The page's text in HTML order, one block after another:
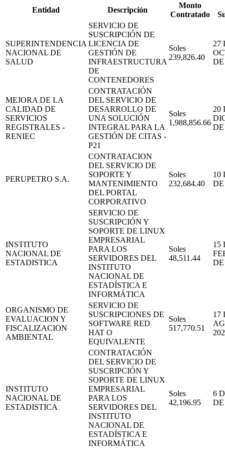
Entidad Descripción
Monto
Contratado
SUPERINTENDENCIA
NACIONAL DE
SALUD
SERVICIO DE
SUSCRIPCIÓN DE
LICENCIA DE
GESTIÓN DE
INFRAESTRUCTURA
DE
CONTENEDORES
Soles
239,826.40
27
DE
MEJORA DE LA
CALIDAD DE
SERVICIOS
REGISTRALES -
RENIEC
CONTRATACIÓN
DEL SERVICIO DE
DESARROLLO DE
UNA SOLUCIÓN
INTEGRAL PARA LA
GESTIÓN DE CITAS -
P21
Soles
1,988,856.66
20
DE
PERUPETRO S.A.
CONTRATACION
DEL SERVICIO DE
SOPORTE Y
MANTENIMIENTO
DEL PORTAL
CORPORATIVO
Soles
232,684.40
10
DE
INSTITUTO
NACIONAL DE
ESTADISTICA
SERVICIO DE
SUSCRIPCIÓN Y
SOPORTE DE LINUX
EMPRESARIAL
PARA LOS
SERVIDORES DEL
INSTITUTO
NACIONAL DE
ESTADÍSTICA E
INFORMÁTICA
Soles
48,511.44
15
DE
ORGANISMO DE
EVALUACION Y
FISCALIZACION
AMBIENTAL
SERVICIO DE
SUSCRIPCIONES DE
SOFTWARE RED
HAT O
EQUIVALENTE
Soles
517,770.51
17
INSTITUTO
NACIONAL DE
ESTADISTICA
CONTRATACIÓN
DEL SERVICIO DE
SUSCRIPCIÓN Y
SOPORTE DE LINUX
EMPRESARIAL
PARA LOS
SERVIDORES DEL
INSTITUTO
NACIONAL DE
ESTADÍSTICA E
INFORMÁTICA
Soles
42,196.95
6
DE